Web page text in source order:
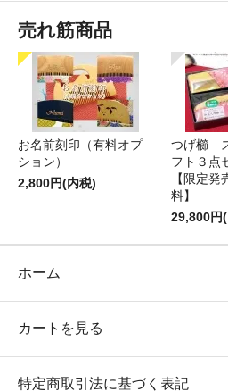
売れ筋商品
お名前刻印（有料オプ
ション）
2,800円(内税)
つげ櫛
フト３点
【限定発
料】
29,800円
ホーム
カートを見る
特定商取引法に基づく表記